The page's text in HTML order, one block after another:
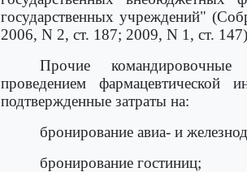
государственных учреждений"
2006, N 2, ст. 187; 2009, N 1, ст.
Прочие
проведением фармацевтической
подтвержденные затраты на:
бронирование авиа- и
бронирование гостиниц;